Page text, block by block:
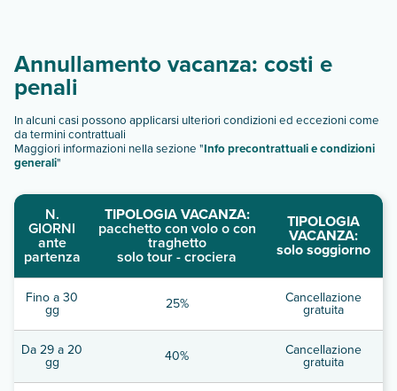
Annullamento vacanza: costi e
penali
In alcuni casi possono applicarsi ulteriori condizioni ed eccezioni come
da termini contrattuali
Maggiori informazioni nella sezione "Info precontrattuali e condizioni
generali"
N.
GIORNI
ante
partenza
TIPOLOGIA VACANZA:
pacchetto con volo o con
traghetto
solo tour - crociera
TIPOLOGIA
VACANZA:
solo soggiorno
Fino a 30
gg 25% Cancellazione
gratuita
Da 29 a 20
gg 40% Cancellazione
gratuita